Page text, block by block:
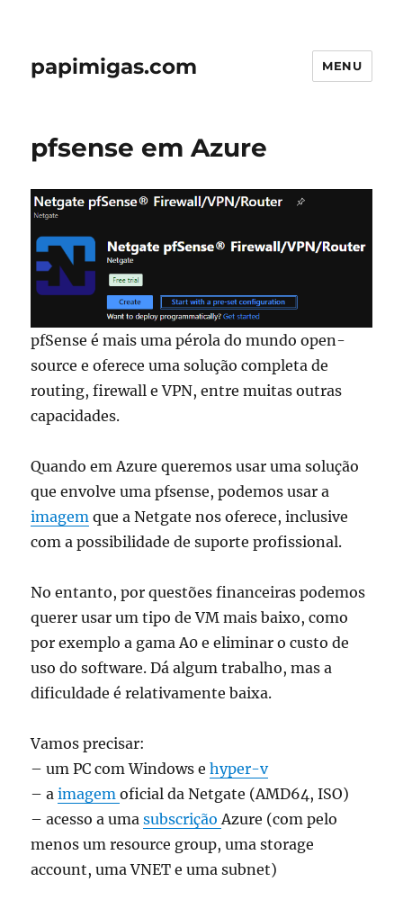
papimigas.com MENU
pfsense em Azure
pfSense é mais uma pérola do mundo open-
source e oferece uma solução completa de
routing, firewall e VPN, entre muitas outras
capacidades.
Quando em Azure queremos usar uma solução
que envolve uma pfsense, podemos usar a
imagem que a Netgate nos oferece, inclusive
com a possibilidade de suporte profissional.
No entanto, por questões financeiras podemos
querer usar um tipo de VM mais baixo, como
por exemplo a gama A0 e eliminar o custo de
uso do software. Dá algum trabalho, mas a
dificuldade é relativamente baixa.
Vamos precisar:
– um PC com Windows ehyper-v
– aimagemoficial da Netgate (AMD64, ISO)
– acesso a umasubscrição Azure (com pelo
menos um resource group, uma storage
account, uma VNET e uma subnet)